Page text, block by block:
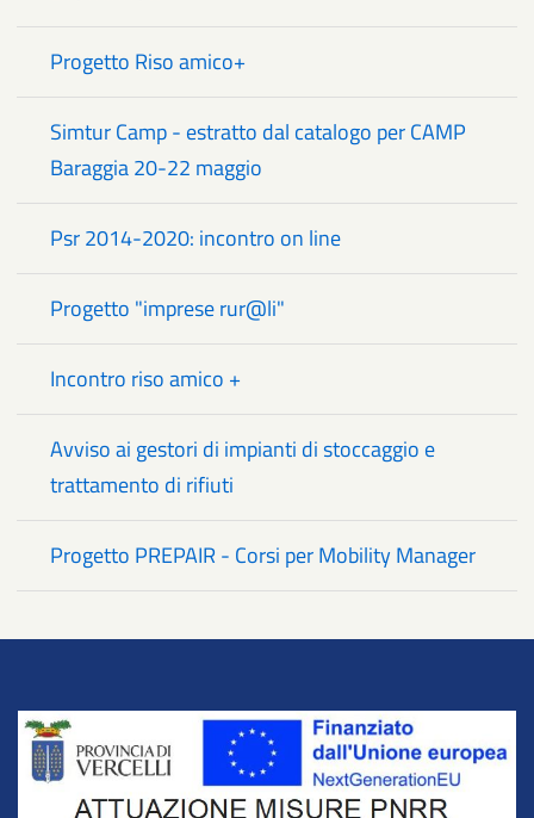
Progetto Riso amico+
Simtur Camp - estratto dal catalogo per CAMP
Baraggia 20-22 maggio
Psr 2014-2020: incontro on line
Progetto "imprese rur@li"
Incontro riso amico +
Avviso ai gestori di impianti di stoccaggio e
trattamento di rifiuti
Progetto PREPAIR - Corsi per Mobility Manager
Title